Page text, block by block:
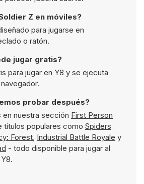
Z en móviles?
para jugarse en
o ratón.
jugar gratis?
para jugar en Y8 y se ejecuta
probar después?
en nuestra sección First Person
títulos populares como Spiders
Forest, Industrial Battle Royale y
- todo disponible para jugar al